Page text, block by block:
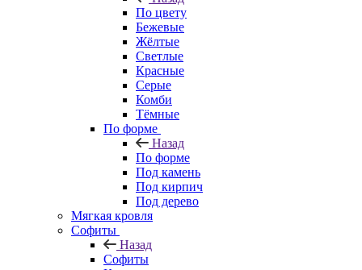
По цвету
Бежевые
Жёлтые
Светлые
Красные
Серые
Комби
Тёмные
По форме
Назад
По форме
Под камень
Под кирпич
Под дерево
Мягкая кровля
Софиты
Назад
Софиты